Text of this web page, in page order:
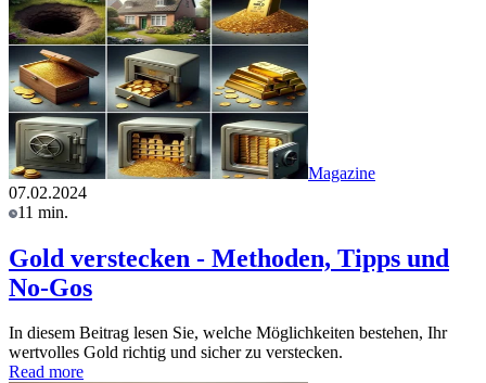
Magazine
07.02.2024
11 min.
Gold verstecken - Methoden, Tipps und
No-Gos
In diesem Beitrag lesen Sie, welche Möglichkeiten bestehen, Ihr
wertvolles Gold richtig und sicher zu verstecken.
Read more